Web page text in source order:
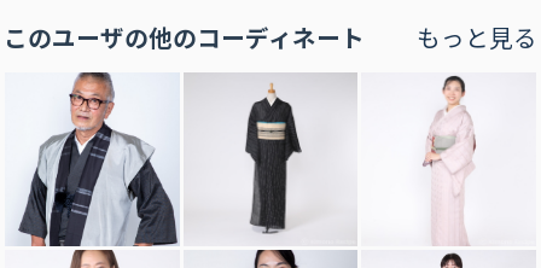
このユーザの他のコーディネート もっと見る